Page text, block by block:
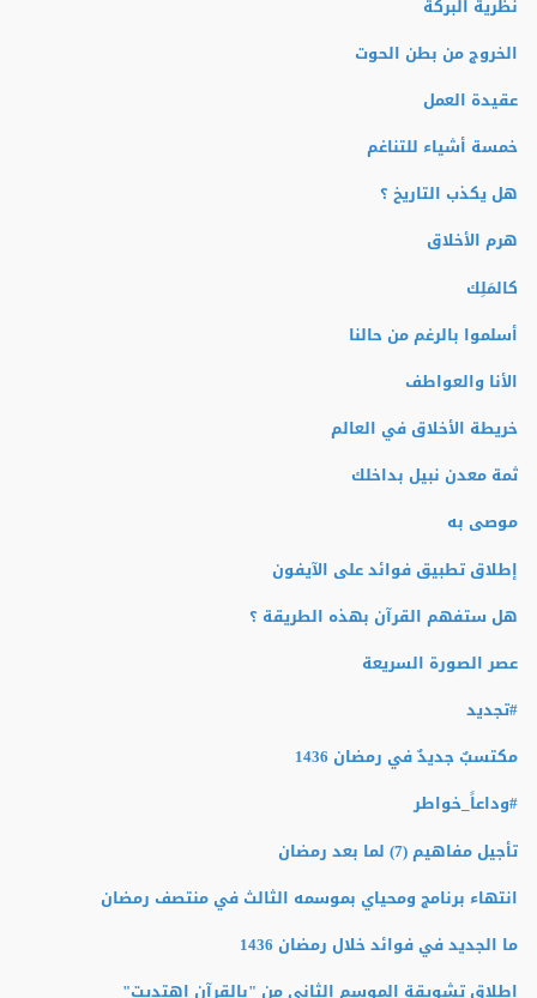
نظرية البركة
الخروج من بطن الحوت
عقيدة العمل
خمسة أشياء للتناغم
هل يكذب التاريخ ؟
هرم الأخلاق
كالمَلِك
أسلموا بالرغم من حالنا
الأنا والعواطف
خريطة الأخلاق في العالم
ثمة معدن نبيل بداخلك
موصى به
إطلاق تطبيق فوائد على الآيفون
هل ستفهم القرآن بهذه الطريقة ؟
عصر الصورة السريعة
#تجديد
مكتسبٌ جديدٌ في رمضان 1436
#وداعاً_خواطر
تأجيل مفاهيم (7) لما بعد رمضان
انتهاء برنامج ومحياي بموسمه الثالث في منتصف رمضان
ما الجديد في فوائد خلال رمضان 1436
إطلاق تشويقة الموسم الثاني من "بالقرآن اهتديت"